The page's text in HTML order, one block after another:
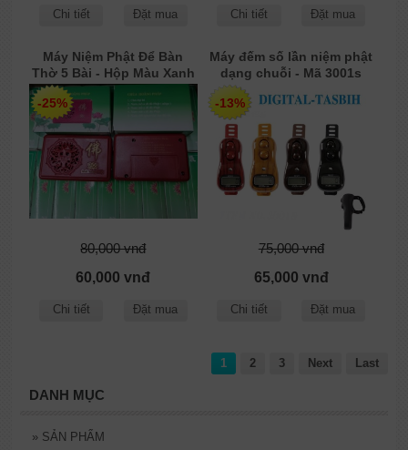
Chi tiết Đặt mua Chi tiết Đặt mua
Máy Niệm Phật Để Bàn
Thờ 5 Bài - Hộp Màu Xanh
Lá
-25%
80,000 vnđ
60,000 vnđ
Chi tiết Đặt mua
Máy đếm số lần niệm phật
dạng chuỗi - Mã 3001s
-13%
75,000 vnđ
65,000 vnđ
Chi tiết Đặt mua
1 2 3 Next Last
DANH MỤC
» SẢN PHẨM